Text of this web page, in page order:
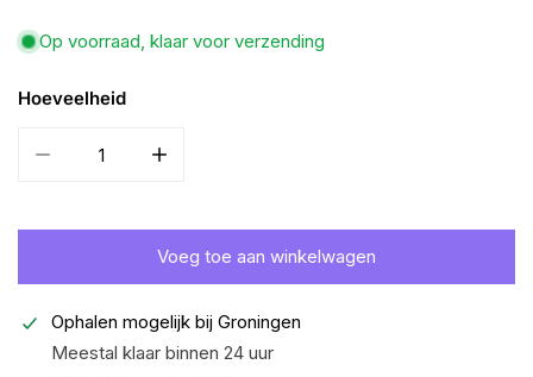
Op voorraad, klaar voor verzending
Hoeveelheid
Voeg toe aan winkelwagen
Ophalen mogelijk bij Groningen
Meestal klaar binnen 24 uur